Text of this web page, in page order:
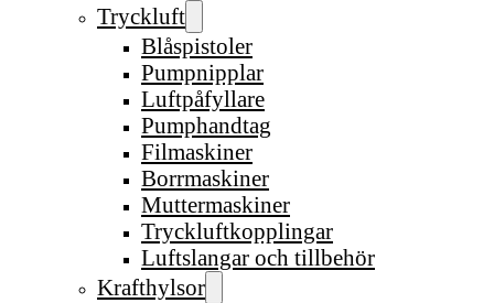
Tryckluft
Blåspistoler
Pumpnipplar
Luftpåfyllare
Pumphandtag
Filmaskiner
Borrmaskiner
Muttermaskiner
Tryckluftkopplingar
Luftslangar och tillbehör
Krafthylsor